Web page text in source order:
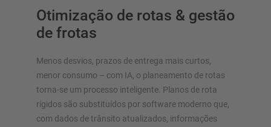
Otimização de rotas & gestão
de frotas
Menos desvios, prazos de entrega mais curtos,
menor consumo – com IA, o planeamento de rotas
torna-se um processo inteligente. Planos de rota
rígidos são substituídos por software moderno que,
com dados de trânsito atualizados, informações